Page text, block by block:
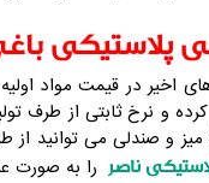
پلاستیکی
اخیر در قیمت مواد
و نرخ ثابتی از طرف
و صندلی می توانید از
ناصر را به صورت